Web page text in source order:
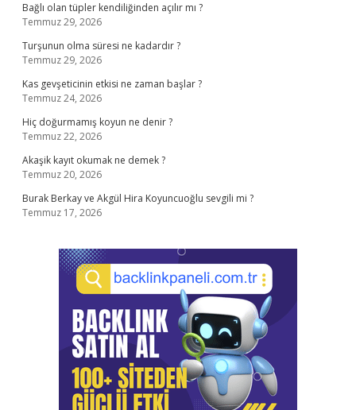
Bağlı olan tüpler kendiliğinden açılır mı ?
Temmuz 29, 2026
Turşunun olma süresi ne kadardır ?
Temmuz 29, 2026
Kas gevşeticinin etkisi ne zaman başlar ?
Temmuz 24, 2026
Hiç doğurmamış koyun ne denir ?
Temmuz 22, 2026
Akaşik kayıt okumak ne demek ?
Temmuz 20, 2026
Burak Berkay ve Akgül Hira Koyuncuoğlu sevgili mi ?
Temmuz 17, 2026